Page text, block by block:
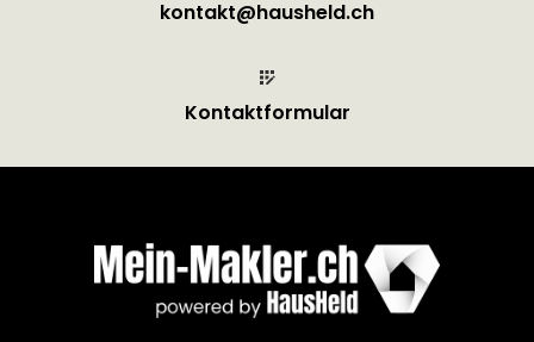
kontakt@hausheld.ch
Kontaktformular